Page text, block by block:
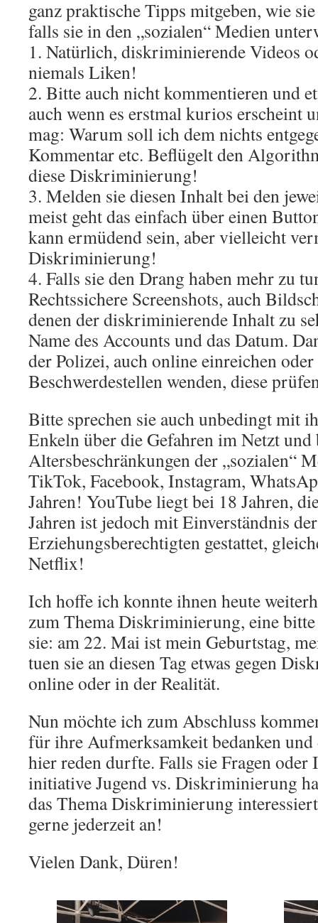
ganz praktische Tipps mitgeben, wie
falls sie in den „sozialen“ Medien
1. Natürlich, diskriminierende Videos
niemals Liken!
2. Bitte auch nicht kommentieren und
auch wenn es erstmal kurios erscheint
mag: Warum soll ich dem nichts
Kommentar etc. Beflügelt den
diese Diskriminierung!
3. Melden sie diesen Inhalt bei den
meist geht das einfach über einen
kann ermüdend sein, aber vielleicht
Diskriminierung!
4. Falls sie den Drang haben mehr zu
Rechtssichere Screenshots, auch
denen der diskriminierende Inhalt zu
Name des Accounts und das Datum.
der Polizei, auch online einreichen oder
Beschwerdestellen wenden, diese
Bitte sprechen sie auch unbedingt mit
Enkeln über die Gefahren im Netzt und
Altersbeschränkungen der „sozialen“
TikTok, Facebook, Instagram,
Jahren! YouTube liegt bei 18 Jahren,
Jahren ist jedoch mit Einverständnis der
Erziehungsberechtigten gestattet,
Netflix!
Ich hoffe ich konnte ihnen heute
zum Thema Diskriminierung, eine bitte
sie: am 22. Mai ist mein Geburtstag,
tuen sie an diesen Tag etwas gegen
online oder in der Realität.
Nun möchte ich zum Abschluss
für ihre Aufmerksamkeit bedanken und
hier reden durfte. Falls sie Fragen oder
initiative Jugend vs. Diskriminierung
das Thema Diskriminierung
gerne jederzeit an!
Vielen Dank, Düren!